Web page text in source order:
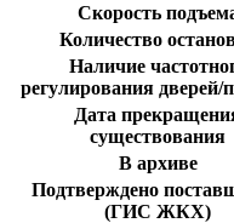
Скорость
Количество
Наличие
регулирования дверей/
Дата
существования
В архиве
Подтверждено
(ГИС ЖКХ)